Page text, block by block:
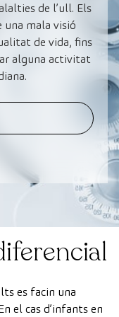
de l’ull. Els
mala visió
de vida, fins
alguna activitat
es facin una
el cas d’infants en